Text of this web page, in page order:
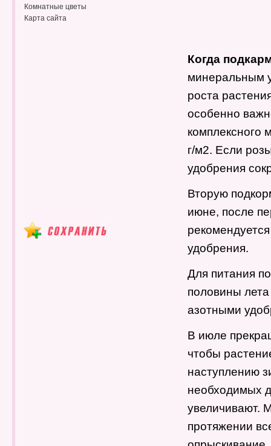
Комнатные цветы
Карта сайта
Когда
минеральным
роста
особенно
комплексного
г/м2. Если
удобрения
Вторую
июне, после
удобрения.
Для питания
половины
азотными
В июле
чтобы
наступлению
необходимых
увеличивают.
протяжении